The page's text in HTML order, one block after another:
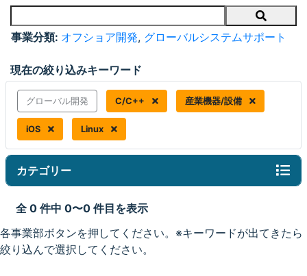
Search
事業分類: オフショア開発, グローバルシステムサポート
現在の絞り込みキーワード
グローバル開発 C/C++ 産業機器/設備
iOS Linux
カテゴリー
全 0 件中 0〜0 件目を表示
各事業部ボタンを押してください。※キーワードが出てきたら
絞り込んで選択してください。